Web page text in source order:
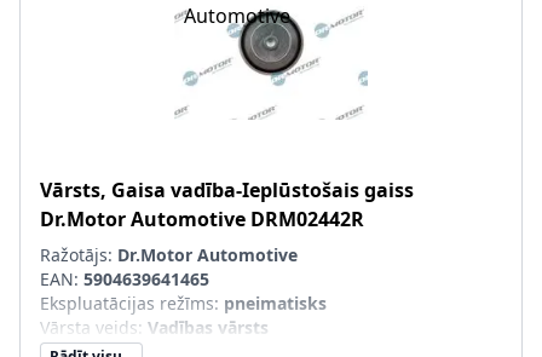
Vārsts, Gaisa vadība-Ieplūstošais gaiss
Dr.Motor Automotive DRM02442R
Ražotājs: Dr.Motor Automotive
EAN: 5904639641465
Ekspluatācijas režīms: pneimatisks
Vārsta veids: Vadības vārsts